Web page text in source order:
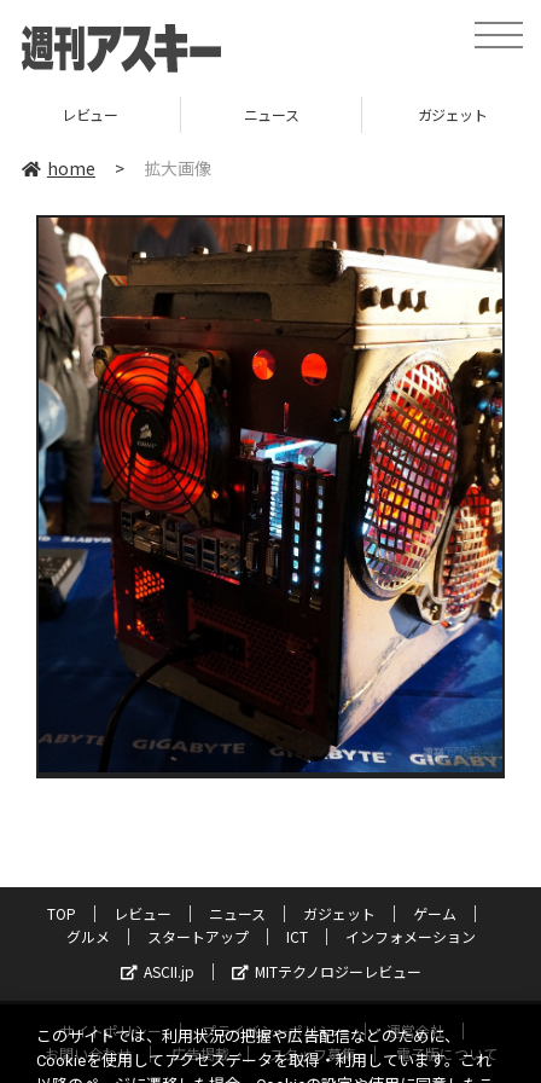
toggle
レビュー ニュース ガジェット
home > 拡大画像
TOP レビュー ニュース ガジェット
ゲーム
グルメ
スタートアップ ICT
インフォメーション
ASCII.jp
MITテクノロジーレビュー
サイトポリシー プライバシーポリシー
運営会社
お問い合わせ
広告掲載 スタッフ募集
電子版について
このサイトでは、利用状況の把握や広告配信などのために、
Cookieを使用してアクセスデータを取得・利用しています。これ